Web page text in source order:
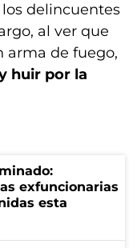
delincuentes
al ver que
arma de fuego,
huir por la
exfuncionarias
esta